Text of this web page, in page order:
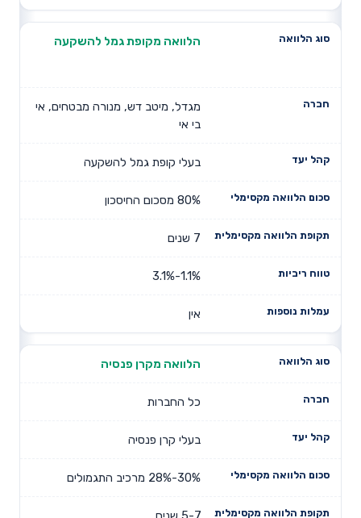
הלוואה מקופת גמל להשקעה
מגדל, מיטב דש, מנורה מבטחים, אי
בי אי
בעלי קופת גמל להשקעה
80% מסכום החיסכון
7 שנים
1.1%-3.1%
אין
הלוואה מקרן פנסיה
כל החברות
בעלי קרן פנסיה
30%-28% מרכיב התגמולים